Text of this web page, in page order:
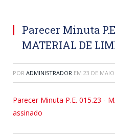
Parecer Minuta
MATERIAL DE
POR ADMINISTRADOR EM 23 DE
Parecer Minuta P.E. 015.23 -
assinado